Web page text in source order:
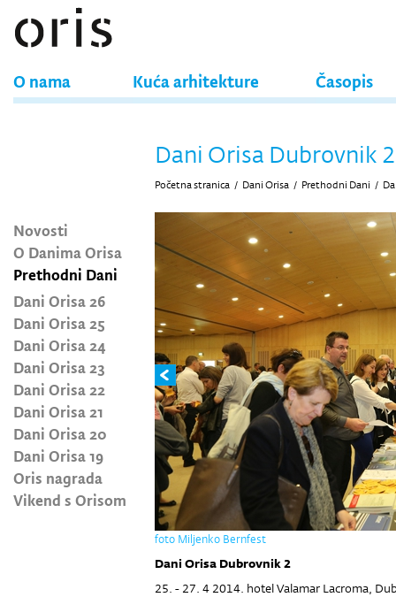
O nama Kuća arhitekture Časopis
Novosti
O Danima Orisa
Prethodni Dani
Dani Orisa 26
Dani Orisa 25
Dani Orisa 24
Dani Orisa 23
Dani Orisa 22
Dani Orisa 21
Dani Orisa 20
Dani Orisa 19
Oris nagrada
Vikend s Orisom
Dani Orisa Dubrovnik 2
Početna stranica / Dani Orisa / Prethodni Dani /
foto Miljenko Bernfest
Dani Orisa Dubrovnik 2
25. - 27. 4 2014. hotel Valamar Lacroma,